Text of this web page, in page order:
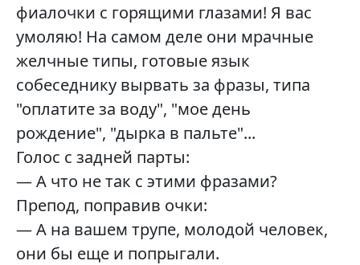
фиалочки с горящими глазами! Я вас
умоляю! На самом деле они мрачные
желчные типы, готовые язык
собеседнику вырвать за фразы, типа
"оплатите за воду", "мое день
рождение", "дырка в пальте"...
Голос с задней парты:
— А что не так с этими фразами?
Препод, поправив очки:
— А на вашем трупе, молодой человек,
они бы еще и попрыгали.